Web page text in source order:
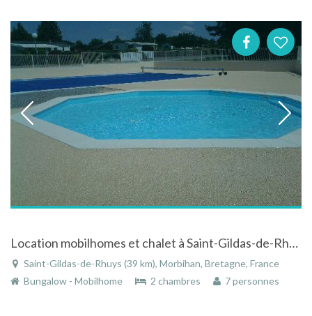
Location mobilhomes et chalet à Saint-Gildas-de-Rhuys en Bretagne
Saint-Gildas-de-Rhuys (39 km), Morbihan, Bretagne, France
Bungalow - Mobilhome
2 chambres 7 personnes